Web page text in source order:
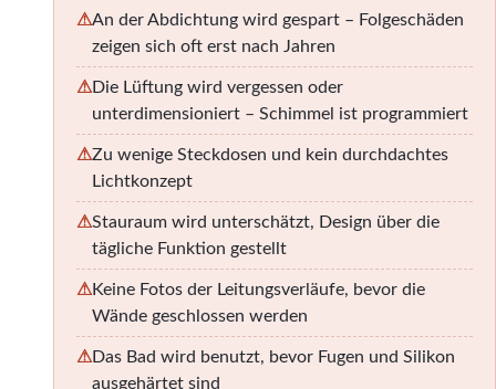
⚠An der Abdichtung wird gespart – Folgeschäden
zeigen sich oft erst nach Jahren
⚠Die Lüftung wird vergessen oder
unterdimensioniert – Schimmel ist programmiert
⚠Zu wenige Steckdosen und kein durchdachtes
Lichtkonzept
⚠Stauraum wird unterschätzt, Design über die
tägliche Funktion gestellt
⚠Keine Fotos der Leitungsverläufe, bevor die
Wände geschlossen werden
⚠Das Bad wird benutzt, bevor Fugen und Silikon
ausgehärtet sind